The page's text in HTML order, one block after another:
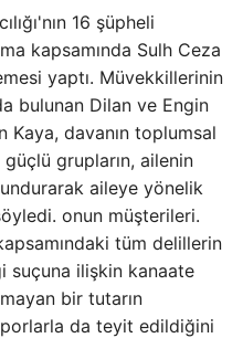
16 şüpheli
kapsamında Sulh Ceza
yaptı. Müvekkillerinin
bulunan Dilan ve Engin
Kaya, davanın toplumsal
grupların, ailenin
aileye yönelik
onun müşterileri.
tüm delillerin
suçuna ilişkin kanaate
bir tutarın
da teyit edildiğini